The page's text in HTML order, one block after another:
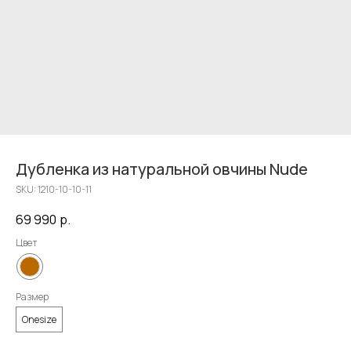
Дубленка из натуральной овчины Nude
SKU:1210-10-10-11
69 990 р.
Цвет
Размер
Onesize